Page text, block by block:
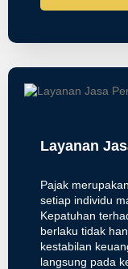
Layanan
Pajak
setiap individu
Kepatuhan
berlaku tidak
kestabilan
langsung pada